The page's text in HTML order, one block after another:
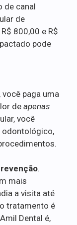
de canal
de
800,00 e R$
pode
, você paga uma
de apenas
você
odontológico,
.
mais
a visita até
tratamento é
Dental é,